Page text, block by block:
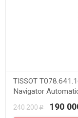
TISSOT
Navigator
Chronometer
240 200₽ 190